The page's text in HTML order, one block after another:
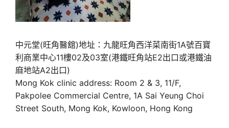
中元堂(旺角醫舘)地址：九龍旺角西洋菜南街1A號百寶
利商業中心11樓02及03室(港鐵旺角站E2出口或港鐵油
麻地站A2出口)
Mong Kok clinic address: Room 2 & 3, 11/F,
Pakpolee Commercial Centre, 1A Sai Yeung Choi
Street South, Mong Kok, Kowloon, Hong Kong